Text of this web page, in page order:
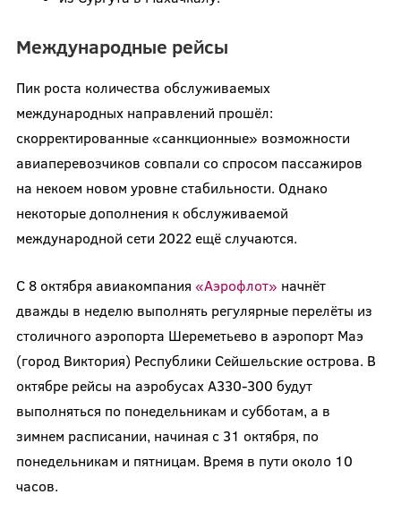
Международные рейсы
Пик роста количества обслуживаемых
международных направлений прошёл:
скорректированные «санкционные» возможности
авиаперевозчиков совпали со спросом пассажиров
на некоем новом уровне стабильности. Однако
некоторые дополнения к обслуживаемой
международной сети 2022 ещё случаются.
С 8 октября авиакомпания «Аэрофлот» начнёт
дважды в неделю выполнять регулярные перелёты из
столичного аэропорта Шереметьево в аэропорт Маэ
(город Виктория) Республики Сейшельские острова. В
октябре рейсы на аэробусах А330-300 будут
выполняться по понедельникам и субботам, а в
зимнем расписании, начиная с 31 октября, по
понедельникам и пятницам. Время в пути около 10
часов.